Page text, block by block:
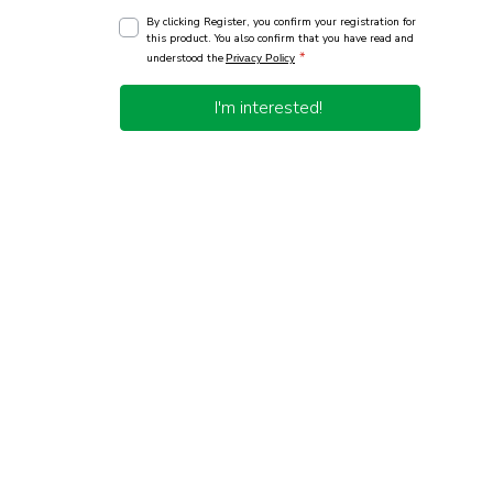
By clicking Register, you confirm your registration for
this product. You also confirm that you have read and
understood thePrivacy Policy *
I'm interested!